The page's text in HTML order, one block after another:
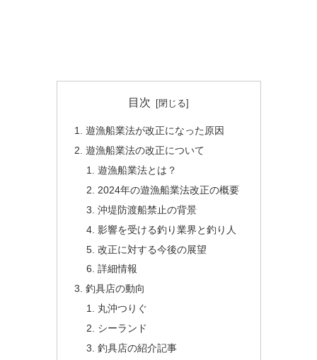
目次
遊漁船業法が改正になった原因
遊漁船業法の改正について
遊漁船業法とは？
2024年の遊漁船業法改正の概要
沖堤防渡船禁止の背景
影響を受ける釣り業界と釣り人
改正に対する今後の展望
詳細情報
釣具店の動向
丸沖つりぐ
シーランド
釣具店の紹介記事